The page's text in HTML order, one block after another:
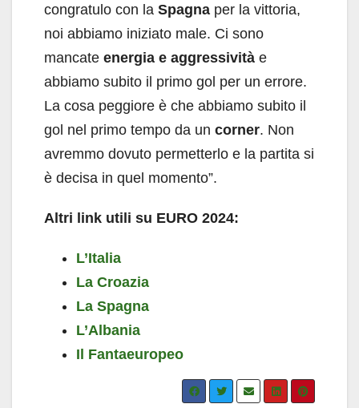
congratulo con la Spagna per la vittoria,
noi abbiamo iniziato male. Ci sono
mancate energia e aggressività e
abbiamo subito il primo gol per un errore.
La cosa peggiore è che abbiamo subito il
gol nel primo tempo da un corner. Non
avremmo dovuto permetterlo e la partita si
è decisa in quel momento”.
Altri link utili su EURO 2024:
L’Italia
La Croazia
La Spagna
L’Albania
Il Fantaeuropeo